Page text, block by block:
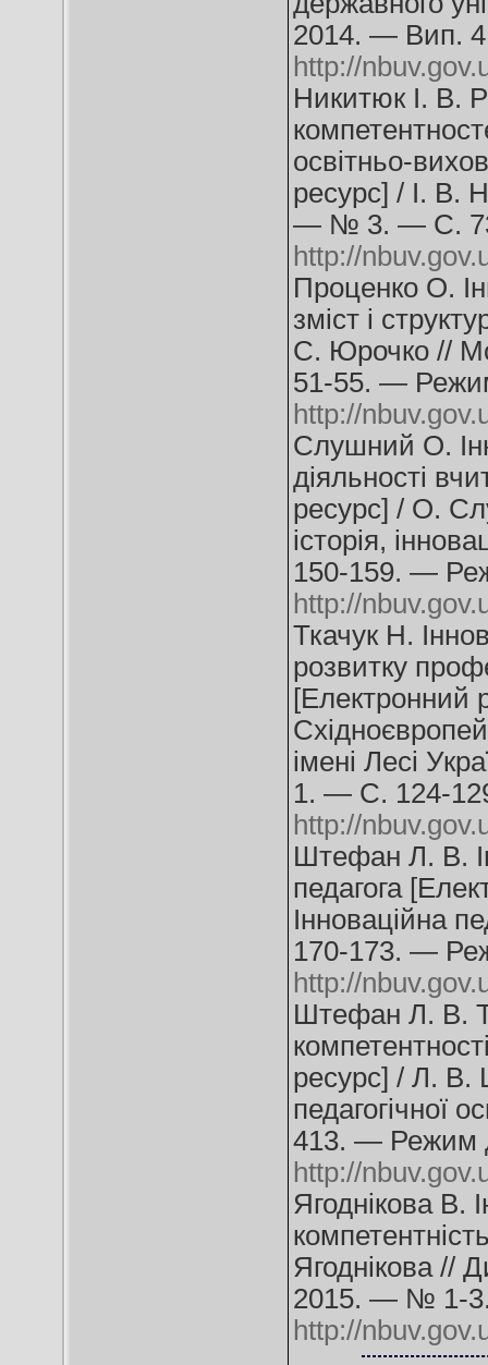
2014. — Вип.
http://
Никитюк І. В.
освітньо-
ресурс] / І. В.
— № 3. — С.
http://
Проценко О.
зміст і
С. Юрочко //
51-55. —
http://
Слушний О.
діяльності
ресурс] / О.
історія,
150-159. —
http://
Ткачук Н.
розвитку
[Електронний
імені Лесі
1. — С. 124-
http://
Штефан Л. В.
педагога
Інноваційна
170-173. —
http://
Штефан Л. В.
ресурс] / Л. В.
413. — Режим
http://
Ягоднікова В.
Ягоднікова //
2015. — № 1-
http://